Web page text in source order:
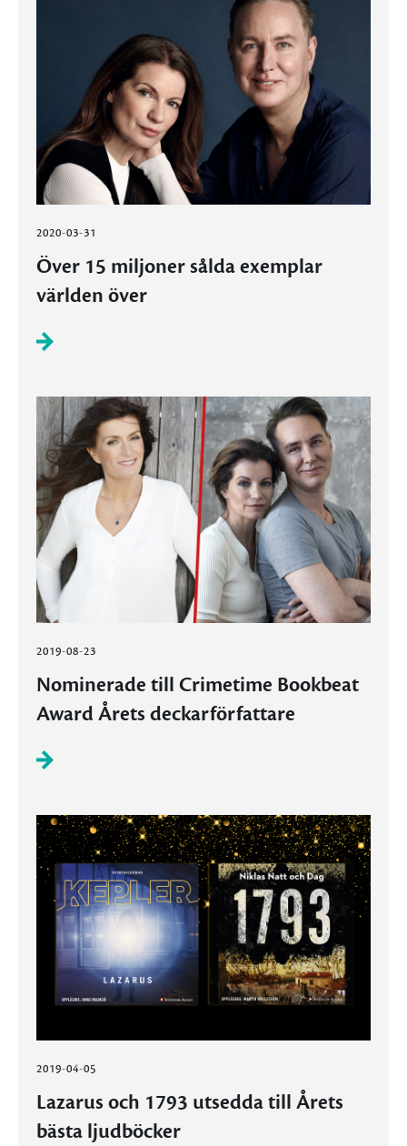
2020-03-31
Över 15 miljoner sålda exemplar
världen över
2019-08-23
Nominerade till Crimetime Bookbeat
Award Årets deckarförfattare
2019-04-05
Lazarus och 1793 utsedda till Årets
bästa ljudböcker